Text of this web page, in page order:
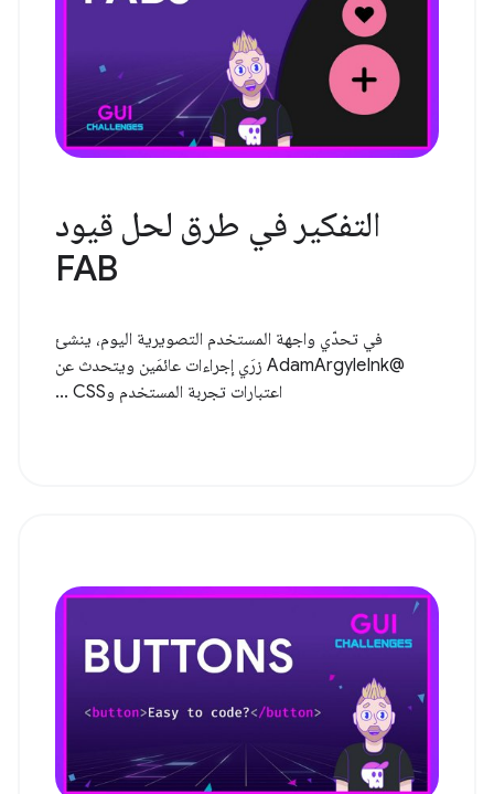
التفكير في طرق لحل قيود
FAB
في تحدّي واجهة المستخدم التصويرية اليوم، ينشئ
@AdamArgyleInk زرَي إجراءات عائمَين ويتحدث عن
اعتبارات تجربة المستخدم وCSS ...